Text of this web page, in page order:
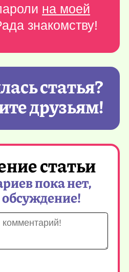
на моей
знакомству!
статья?
друзьям!
статьи
пока нет,